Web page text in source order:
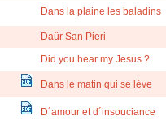
Dans la plaine les baladins
Daûr San Pieri
Did you hear my Jesus ?
Dans le matin qui se lève
D´amour et d´insouciance